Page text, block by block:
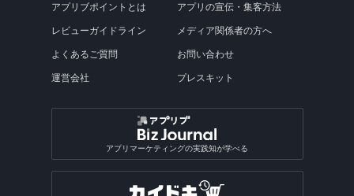
アプリブポイントとは
レビューガイドライン
よくあるご質問
運営会社
アプリの宣伝・集客方法
メディア関係者の方へ
お問い合わせ
プレスキット
アプリマーケティングの実践知が学べる